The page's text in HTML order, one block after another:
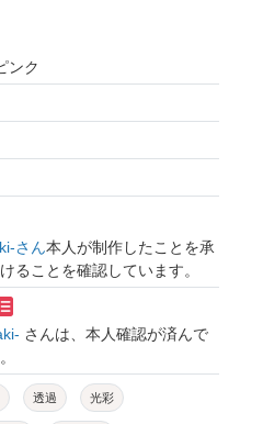
ンク
さん本人が制作したことを承
ることを確認しています。
さんは、本人確認が済んで
透過 光彩